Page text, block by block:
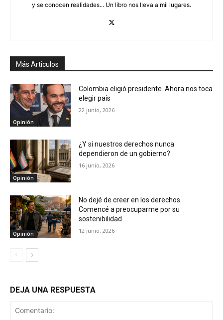
y se conocen realidades... Un libro nos lleva a mil lugares.
Más Articulos
Opinión
Colombia eligió presidente. Ahora nos toca
elegir país
22 junio, 2026
Opinión
¿Y si nuestros derechos nunca
dependieron de un gobierno?
16 junio, 2026
Opinión
No dejé de creer en los derechos.
Comencé a preocuparme por su
sostenibilidad
12 junio, 2026
DEJA UNA RESPUESTA